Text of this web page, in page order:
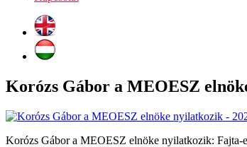
Korózs Gábor a MEOESZ
Korózs Gábor a MEOESZ elnöke nyilatkozik: Fajta-